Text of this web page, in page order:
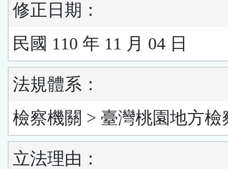
修正日期：
民國 110 年 11 月 04 日
法規體系：
檢察機關 > 臺灣桃園地方檢
立法理由：